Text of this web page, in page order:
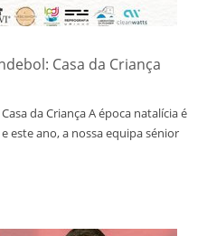
Casa da Criança
da Criança A época natalícia é
este ano, a nossa equipa sénior